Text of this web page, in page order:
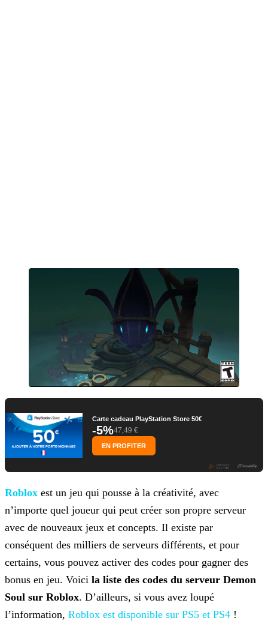
Carte cadeau PlayStation Store 50€
-5%47,49 €
EN PROFITER
Roblox est un jeu qui pousse à la créativité, avec
n’importe quel joueur qui peut créer son propre serveur
avec de nouveaux jeux et concepts. Il existe par
conséquent des milliers de serveurs différents, et pour
certains, vous pouvez activer des codes pour gagner des
bonus en jeu. Voici la liste des codes du serveur Demon
Soul sur Roblox. D’ailleurs, si vous avez loupé
l’information, Roblox est disponible sur PS5 et PS4 !